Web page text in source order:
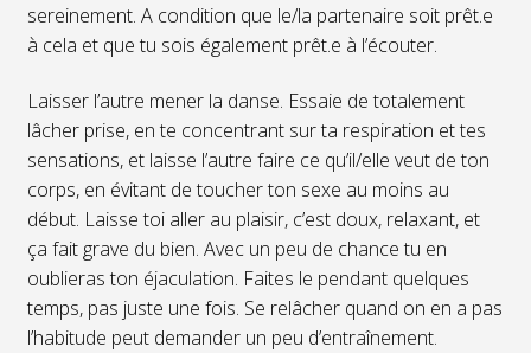
sereinement. A condition que le/la partenaire soit prêt.e
à cela et que tu sois également prêt.e à l’écouter.
Laisser l’autre mener la danse. Essaie de totalement
lâcher prise, en te concentrant sur ta respiration et tes
sensations, et laisse l’autre faire ce qu’il/elle veut de ton
corps, en évitant de toucher ton sexe au moins au
début. Laisse toi aller au plaisir, c’est doux, relaxant, et
ça fait grave du bien. Avec un peu de chance tu en
oublieras ton éjaculation. Faites le pendant quelques
temps, pas juste une fois. Se relâcher quand on en a pas
l’habitude peut demander un peu d’entraînement.